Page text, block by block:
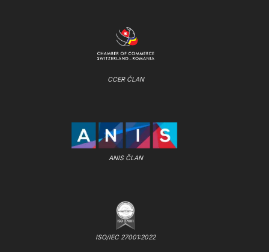
CCER ČLAN
ANIS ČLAN
ISO/IEC 27001:2022